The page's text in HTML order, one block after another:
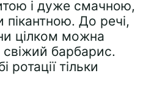
і дуже смачною,
До речі,
цілком можна
барбарис.
ротації тільки